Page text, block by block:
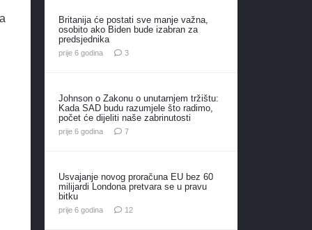
Britanija će postati sve manje važna,
osobito ako Biden bude izabran za
predsjednika
prije 6 godina 3komentara
Johnson o Zakonu o unutarnjem tržištu:
Kada SAD budu razumjele što radimo,
počet će dijeliti naše zabrinutosti
prije 6 godina 7komentara
Usvajanje novog proračuna EU bez 60
milijardi Londona pretvara se u pravu
bitku
prije 6 godina 12komentara